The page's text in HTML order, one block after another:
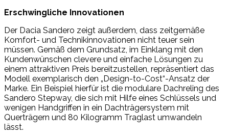
Erschwingliche Innovationen
Der Dacia Sandero zeigt außerdem, dass zeitgemäße
Komfort- und Technikinnovationen nicht teuer sein
müssen. Gemäß dem Grundsatz, im Einklang mit den
Kundenwünschen clevere und einfache Lösungen zu
einem attraktiven Preis bereitzustellen, repräsentiert das
Modell exemplarisch den „Design-to-Cost“-Ansatz der
Marke. Ein Beispiel hierfür ist die modulare Dachreling des
Sandero Stepway, die sich mit Hilfe eines Schlüssels und
wenigen Handgriffen in ein Dachträgersystem mit
Querträgern und 80 Kilogramm Traglast umwandeln
lässt.